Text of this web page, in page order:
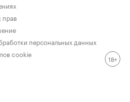
персональных данных
cookie
18+